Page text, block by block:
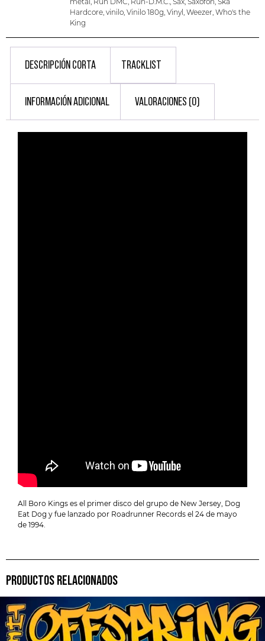
Hardcore, vinilo, Vinilo 180g, Vinyl, Weezer, Who's the
King
DESCRIPCIÓN CORTA TRACKLIST
INFORMACIÓN ADICIONAL VALORACIONES (0)
All Boro Kings es el primer disco del grupo de New Jersey, Dog
Eat Dog y fue lanzado por Roadrunner Records el 24 de mayo
de 1994.
PRODUCTOS RELACIONADOS